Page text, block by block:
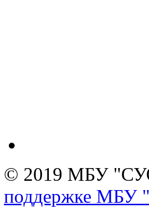
© 2019 МБУ
поддержке МБУ